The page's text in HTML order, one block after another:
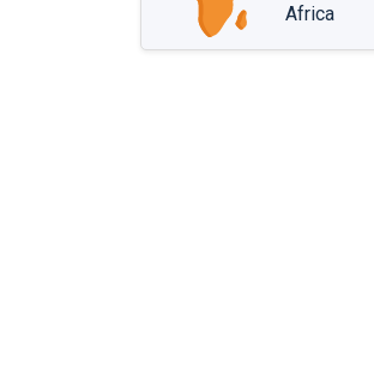
Africa